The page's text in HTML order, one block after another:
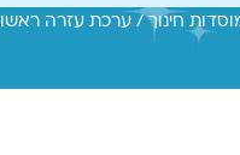
חינוך/ ערכת עזרה